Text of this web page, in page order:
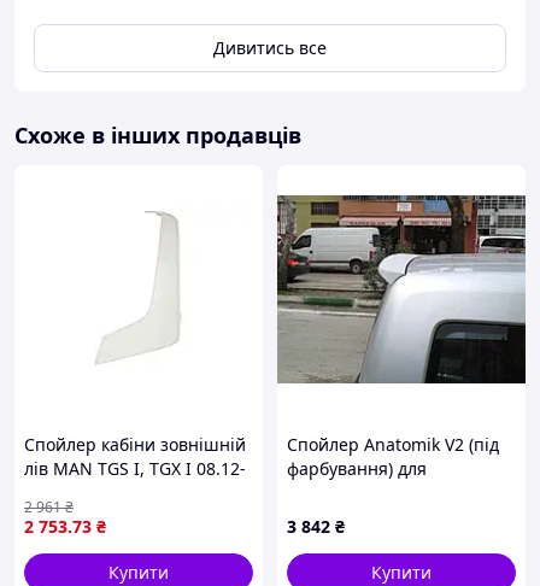
Дивитись все
Схоже в інших продавців
Спойлер кабіни зовнішній
лів MAN TGS I, TGX I 08.12-
2 753.73 ₴
2 961₴
Купити
Спойлер Anatomik V2 (під
фарбування) для
2010 рр
3 842 ₴
Купити